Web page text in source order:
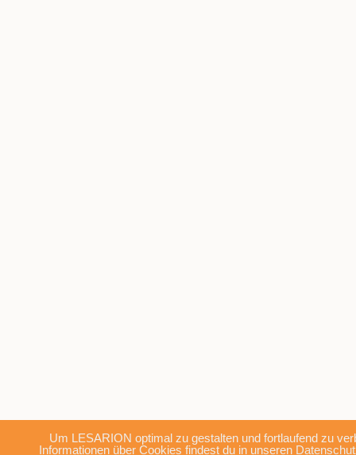
Um LESARION optimal zu gestalten und fortlaufend zu
Informationen über Cookies findest du in unseren